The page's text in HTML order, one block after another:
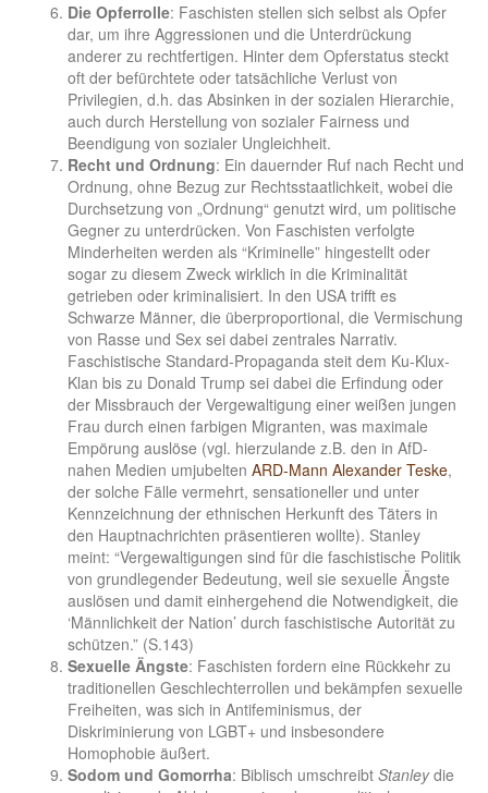
Die Opferrolle: Faschisten stellen sich selbst als Opfer
dar, um ihre Aggressionen und die Unterdrückung
anderer zu rechtfertigen. Hinter dem Opferstatus steckt
oft der befürchtete oder tatsächliche Verlust von
Privilegien, d.h. das Absinken in der sozialen Hierarchie,
auch durch Herstellung von sozialer Fairness und
Beendigung von sozialer Ungleichheit.
Recht und Ordnung: Ein dauernder Ruf nach Recht und
Ordnung, ohne Bezug zur Rechtsstaatlichkeit, wobei die
Durchsetzung von „Ordnung“ genutzt wird, um politische
Gegner zu unterdrücken. Von Faschisten verfolgte
Minderheiten werden als “Kriminelle” hingestellt oder
sogar zu diesem Zweck wirklich in die Kriminalität
getrieben oder kriminalisiert. In den USA trifft es
Schwarze Männer, die überproportional, die Vermischung
von Rasse und Sex sei dabei zentrales Narrativ.
Faschistische Standard-Propaganda steit dem Ku-Klux-
Klan bis zu Donald Trump sei dabei die Erfindung oder
der Missbrauch der Vergewaltigung einer weißen jungen
Frau durch einen farbigen Migranten, was maximale
Empörung auslöse (vgl. hierzulande z.B. den in AfD-
nahen Medien umjubelten ARD-Mann Alexander Teske,
der solche Fälle vermehrt, sensationeller und unter
Kennzeichnung der ethnischen Herkunft des Täters in
den Hauptnachrichten präsentieren wollte). Stanley
meint: “Vergewaltigungen sind für die faschistische Politik
von grundlegender Bedeutung, weil sie sexuelle Ängste
auslösen und damit einhergehend die Notwendigkeit, die
‘Männlichkeit der Nation’ durch faschistische Autorität zu
schützen.” (S.143)
Sexuelle Ängste: Faschisten fordern eine Rückkehr zu
traditionellen Geschlechterrollen und bekämpfen sexuelle
Freiheiten, was sich in Antifeminismus, der
Diskriminierung von LGBT+ und insbesondere
Homophobie äußert.
Sodom und Gomorrha: Biblisch umschreibt Stanleydie